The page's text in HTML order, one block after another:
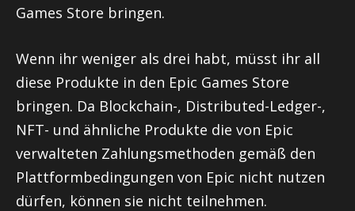
Games Store bringen.
Wenn ihr weniger als drei habt, müsst ihr all
diese Produkte in den Epic Games Store
bringen. Da Blockchain-, Distributed-Ledger-,
NFT- und ähnliche Produkte die von Epic
verwalteten Zahlungsmethoden gemäß den
Plattformbedingungen von Epic nicht nutzen
dürfen, können sie nicht teilnehmen.